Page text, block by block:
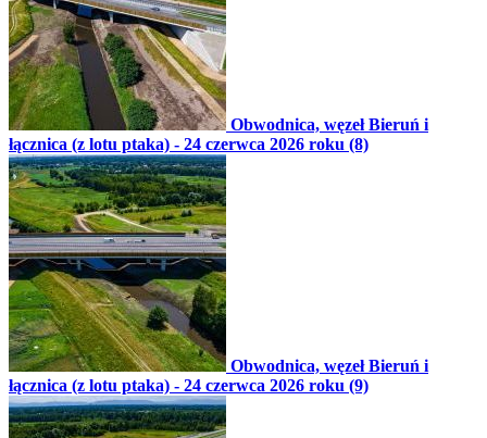
Obwodnica, węzeł Bieruń i
łącznica (z lotu ptaka) - 24 czerwca 2026 roku (8)
Obwodnica, węzeł Bieruń i
łącznica (z lotu ptaka) - 24 czerwca 2026 roku (9)